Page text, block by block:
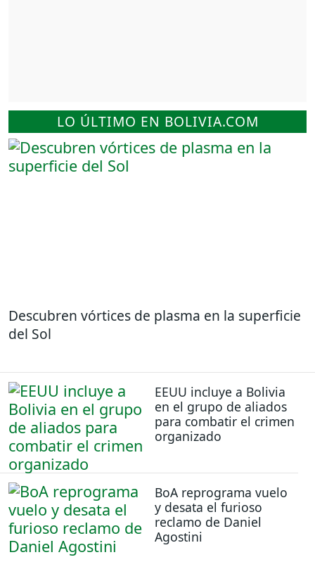
LO ÚLTIMO EN BOLIVIA.COM
Descubren vórtices de plasma en la superficie
del Sol
EEUU incluye a Bolivia
en el grupo de aliados
para combatir el crimen
organizado
BoA reprograma vuelo
y desata el furioso
reclamo de Daniel
Agostini